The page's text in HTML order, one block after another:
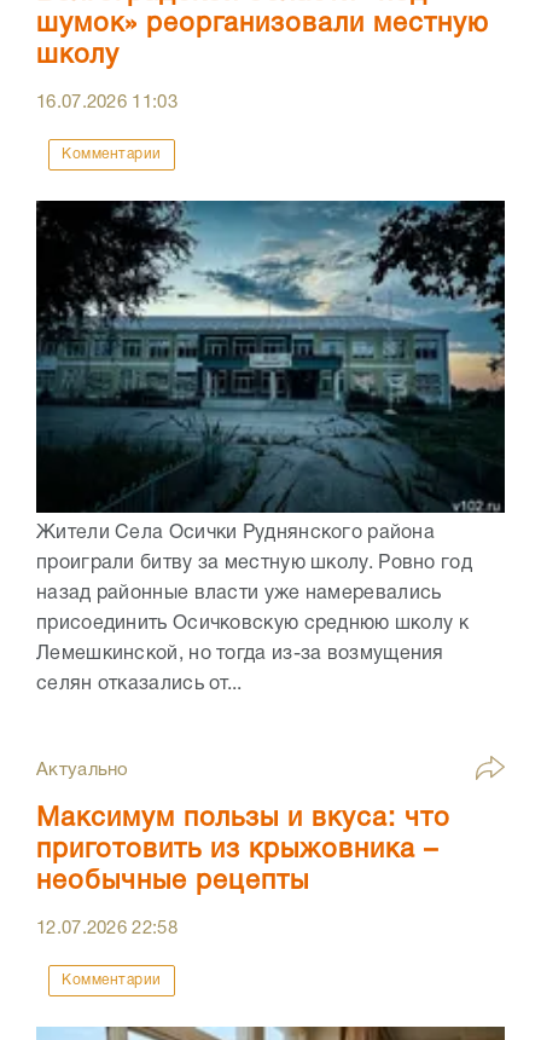
шумок» реорганизовали местную
школу
16.07.2026 11:03
Комментарии
Жители Села Осички Руднянского района
проиграли битву за местную школу. Ровно год
назад районные власти уже намеревались
присоединить Осичковскую среднюю школу к
Лемешкинской, но тогда из-за возмущения
селян отказались от...
Актуально
Максимум пользы и вкуса: что
приготовить из крыжовника –
необычные рецепты
12.07.202622:58
Комментарии